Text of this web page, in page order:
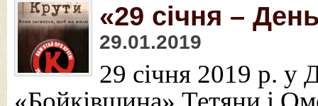
«29 січня –
29.01.2019
29 січня 2019 р. у